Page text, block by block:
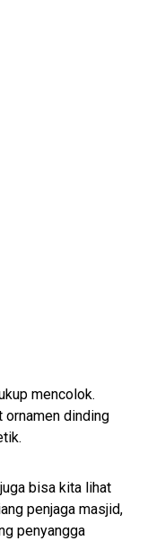
mencolok.
ornamen dinding
bisa kita lihat
penjaga masjid,
penyangga